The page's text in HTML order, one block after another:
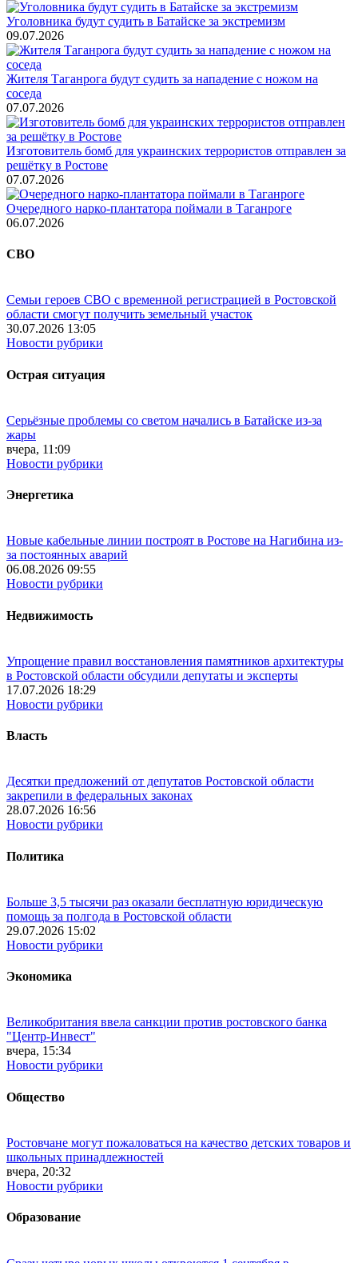
Уголовника будут судить в Батайске за экстремизм
09.07.2026
Жителя Таганрога будут судить за нападение с ножом на
соседа
07.07.2026
Изготовитель бомб для украинских террористов отправлен за
решётку в Ростове
07.07.2026
Очередного нарко-плантатора поймали в Таганроге
06.07.2026
СВО
Семьи героев СВО с временной регистрацией в Ростовской
области смогут получить земельный участок
30.07.2026 13:05
Новости рубрики
Острая ситуация
Серьёзные проблемы со светом начались в Батайске из-за
жары
вчера, 11:09
Новости рубрики
Энергетика
Новые кабельные линии построят в Ростове на Нагибина из-
за постоянных аварий
06.08.2026 09:55
Новости рубрики
Недвижимость
Упрощение правил восстановления памятников архитектуры
в Ростовской области обсудили депутаты и эксперты
17.07.2026 18:29
Новости рубрики
Власть
Десятки предложений от депутатов Ростовской области
закрепили в федеральных законах
28.07.2026 16:56
Новости рубрики
Политика
Больше 3,5 тысячи раз оказали бесплатную юридическую
помощь за полгода в Ростовской области
29.07.2026 15:02
Новости рубрики
Экономика
Великобритания ввела санкции против ростовского банка
"Центр-Инвест"
вчера, 15:34
Новости рубрики
Общество
Ростовчане могут пожаловаться на качество детских товаров и
школьных принадлежностей
вчера, 20:32
Новости рубрики
Образование